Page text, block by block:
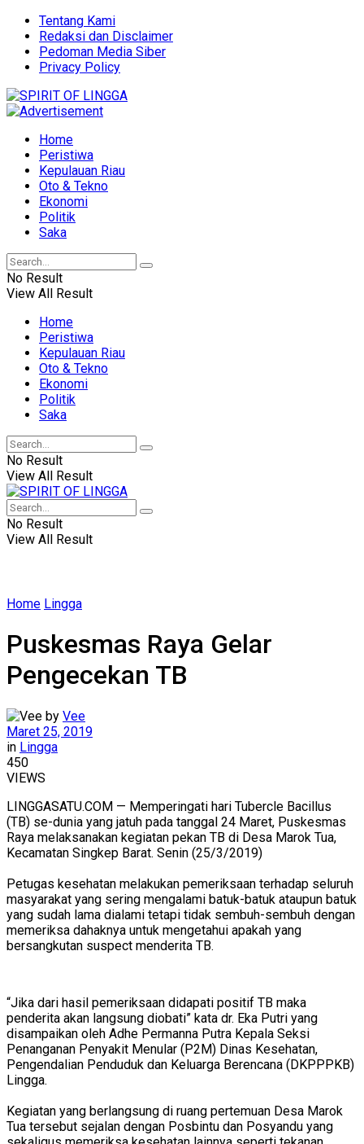
Tentang Kami
Redaksi dan Disclaimer
Pedoman Media Siber
Privacy Policy
Home
Peristiwa
Kepulauan Riau
Oto & Tekno
Ekonomi
Politik
Saka
No Result
View All Result
Home
Peristiwa
Kepulauan Riau
Oto & Tekno
Ekonomi
Politik
Saka
No Result
View All Result
No Result
View All Result
Home Lingga
Puskesmas Raya Gelar
Pengecekan TB
by Vee
Maret 25, 2019
in Lingga
450
VIEWS
LINGGASATU.COM — Memperingati hari Tubercle Bacillus
(TB) se-dunia yang jatuh pada tanggal 24 Maret, Puskesmas
Raya melaksanakan kegiatan pekan TB di Desa Marok Tua,
Kecamatan Singkep Barat. Senin (25/3/2019)
Petugas kesehatan melakukan pemeriksaan terhadap seluruh
masyarakat yang sering mengalami batuk-batuk ataupun batuk
yang sudah lama dialami tetapi tidak sembuh-sembuh dengan
memeriksa dahaknya untuk mengetahui apakah yang
bersangkutan suspect menderita TB.
“Jika dari hasil pemeriksaan didapati positif TB maka
penderita akan langsung diobati” kata dr. Eka Putri yang
disampaikan oleh Adhe Permanna Putra Kepala Seksi
Penanganan Penyakit Menular (P2M) Dinas Kesehatan,
Pengendalian Penduduk dan Keluarga Berencana (DKPPPKB)
Lingga.
Kegiatan yang berlangsung di ruang pertemuan Desa Marok
Tua tersebut sejalan dengan Posbintu dan Posyandu yang